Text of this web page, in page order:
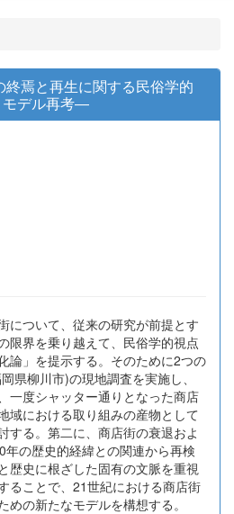
終焉と再生に関する民俗学的
デル再考―
について、従来の研究が前提とす
限界を乗り越えて、民俗学的視点
論」を提示する。そのために2つの
県柳川市)の現地調査を実施し、
一度シャッター通りとなった商店
域における取り組みの産物として
する。第二に、商店街の衰退およ
の歴史的経緯との関連から再検
歴史に根ざした固有の文脈を重視
ることで、21世紀における商店街
の新たなモデルを構想する。